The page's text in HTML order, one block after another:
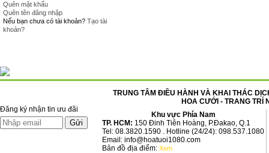
Quên mật khẩu
Quên tên đăng nhập
Nếu bạn chưa có tài khoản? Tạo tài
khoản?
Đăng ký nhận tin ưu đãi
TRUNG TÂM ĐIỀU HÀNH VÀ KHAI THÁC
HOA CƯỚI - TRANG TRÍ
Khu vực Phía Nam
TP. HCM: 150 Đinh Tiên Hoàng, P.Đakao, Q.1
Tel: 08.3820.1590 . Hotline (24/24): 098.537.1080
Email: info@hoatuoi1080.com
Bản đồ địa điểm: Xem